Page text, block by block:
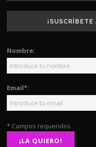
Nombre:
Email*:
* Campos requeridos